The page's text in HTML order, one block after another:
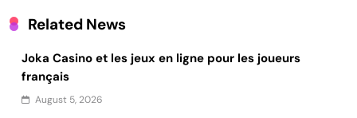
Related News
Joka Casino et les jeux en ligne pour les joueurs
français
August 5, 2026